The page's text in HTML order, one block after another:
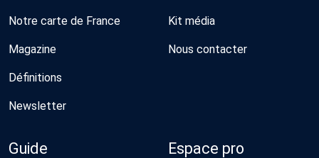
Notre carte de France
Magazine
Définitions
Newsletter
Kit média
Nous contacter
Guide Espace pro